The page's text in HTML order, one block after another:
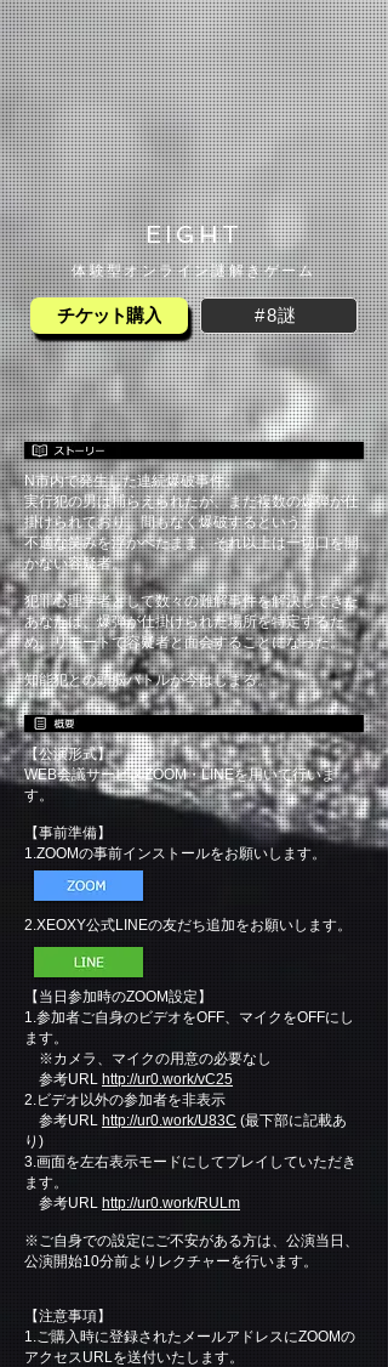
​EIGHT
体験型オンライン謎解きゲーム
チケット購入 #8謎
N市内で発生した連続爆破事件。
実行犯の男は捕らえられたが、まだ複数の爆弾が仕
掛けられており、間もなく爆破するという。
不適な笑みを浮かべたまま、それ以上は一切口を開
かない容疑者。
犯罪心理学者として数々の難解事件を解決してきた
あなたは、爆弾が仕掛けられた場所を特定するた
め、リモートで容疑者と面会することになった。
知能犯との頭脳バトルが今はじまる。
【公演形式】
WEB会議サービスZOOM・LINEを用いて行いま
す。
【事前準備】
1.ZOOMの事前インストールをお願いします。
2.XEOXY公式LINEの友だち追加をお願いします。
​
【当日参加時のZOOM設定】
1.参加者ご自身のビデオをOFF、マイクをOFFにし
ます。
※カメラ、マイクの用意の必要なし
参考URL http://ur0.work/vC25
2.ビデオ以外の参加者を非表示
参考URL http://ur0.work/U83C (最下部に記載あ
り)
3.画面を左右表示モードにしてプレイしていただき
ます。
参考URL http://ur0.work/RULm
※ご自身での設定にご不安がある方は、公演当日、
公演開始10分前よりレクチャーを行います。
【注意事項】
1.ご購入時に登録されたメールアドレスにZOOMの
アクセスURLを送付いたします。